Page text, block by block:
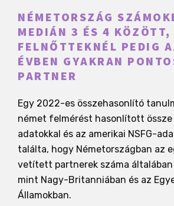
NÉMETORSZÁG
MEDIÁN 3 ÉS 4
FELNŐTTEKNÉL PEDIG
ÉVBEN GYAKRAN
PARTNER
Egy 2022-es összehasonlító
német felmérést hasonlított
adatokkal és az amerikai NSFG-
találta, hogy Németországban az
vetített partnerek száma általában
mint Nagy-Britanniában és az
Államokban.